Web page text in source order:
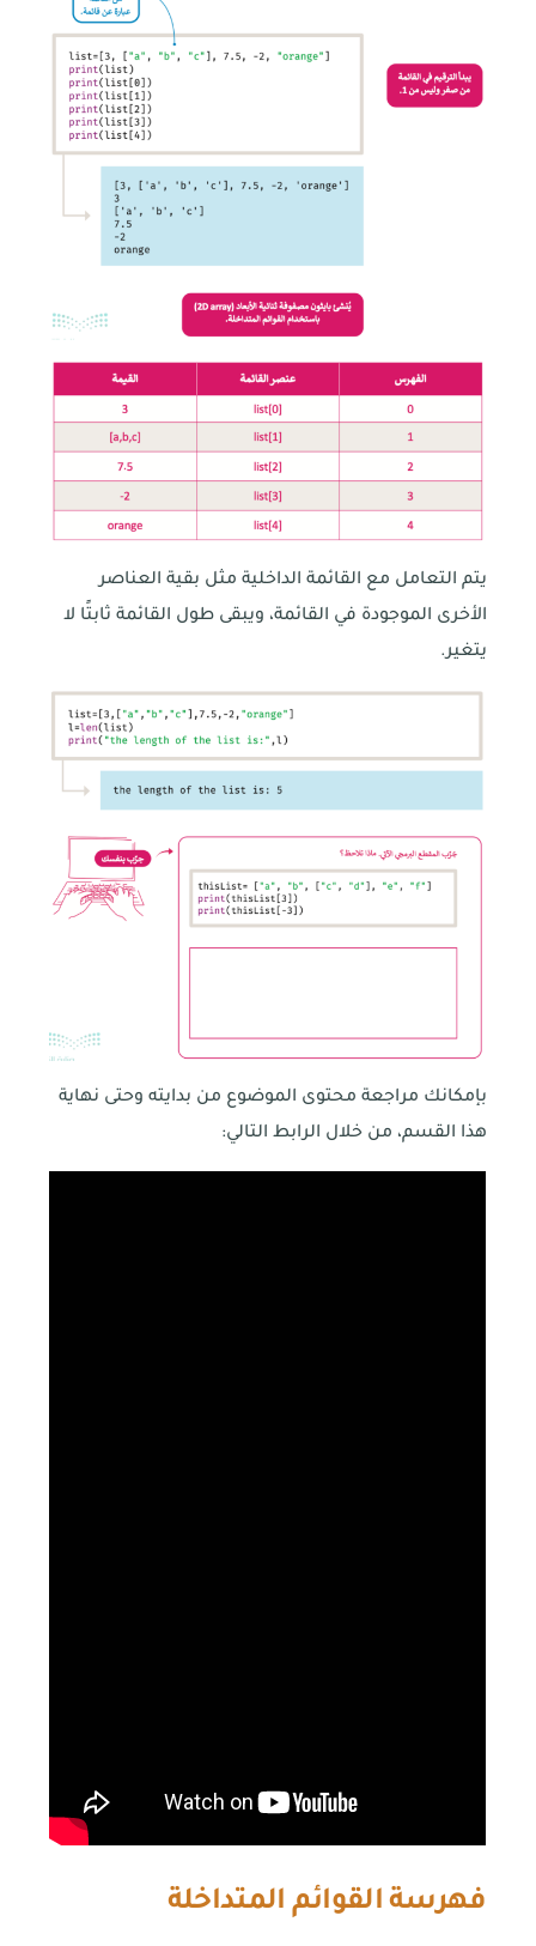
يتم التعامل مع القائمة الداخلية مثل بقية العناصر
الأخرى الموجودة في القائمة، ويبقى طول القائمة ثابتًا لا
يتغير.
بإمكانك مراجعة محتوى الموضوع من بدايته وحتى نهاية
هذا القسم، من خلال الرابط التالي:
فهرسة القوائم المتداخلة